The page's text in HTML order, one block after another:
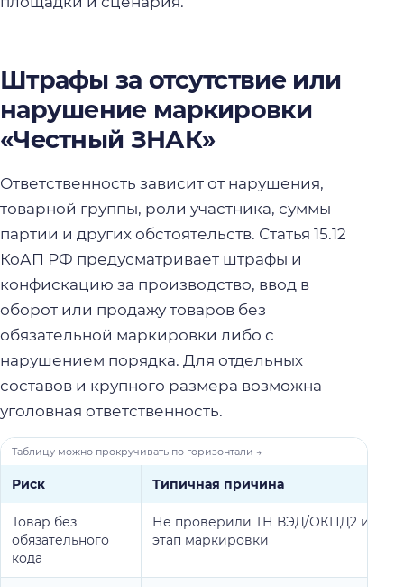
Штрафы за отсутствие или
нарушение маркировки
«Честный ЗНАК»
Ответственность зависит от нарушения,
товарной группы, роли участника, суммы
партии и других обстоятельств. Статья 15.12
КоАП РФ предусматривает штрафы и
конфискацию за производство, ввод в
оборот или продажу товаров без
обязательной маркировки либо с
нарушением порядка. Для отдельных
составов и крупного размера возможна
уголовная ответственность.
Риск Типичная причина
Товар без
обязательного
кода
Не проверили ТН ВЭД/ОКПД2 или
этап маркировки